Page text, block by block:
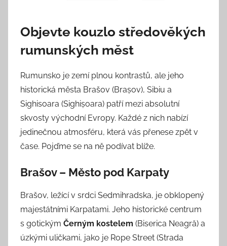
Objevte kouzlo středověkých
rumunských měst
Rumunsko je zemí plnou kontrastů, ale jeho
historická města Brašov (Brașov), Sibiu a
Sighisoara (Sighișoara) patří mezi absolutní
skvosty východní Evropy. Každé z nich nabízí
jedinečnou atmosféru, která vás přenese zpět v
čase. Pojďme se na ně podívat blíže.
Brašov – Město pod Karpaty
Brašov, ležící v srdci Sedmihradska, je obklopený
majestátními Karpatami. Jeho historické centrum
s gotickým Černým kostelem (Biserica Neagră) a
úzkými uličkami, jako je Rope Street (Strada